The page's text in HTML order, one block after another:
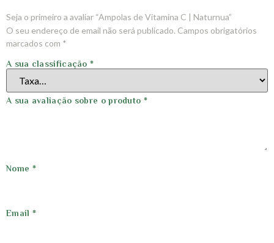
Seja o primeiro a avaliar “Ampolas de Vitamina C | Naturnua”
O seu endereço de email não será publicado. Campos obrigatórios
marcados com *
A sua classificação*
A sua avaliação sobre o produto *
Nome *
Email *